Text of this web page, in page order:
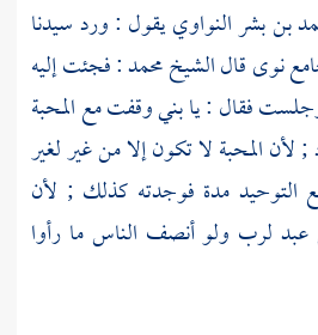
بن بشر النواوييقول : ورد سيدنا
نوىقالالشيخ محمد: فجئت إليه
فقال : يا بني وقفت مع المحبة
لأن المحبة لا تكون إلا من غير لغير
التوحيد مدة فوجدته كذلك ; لأن
عبد لرب ولو أنصف الناس ما رأوا